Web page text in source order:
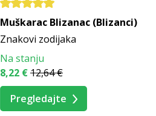
Muškarac Blizanac (Blizanci)
Znakovi zodijaka
Na stanju
8,22 €12,64 €
Pregledajte